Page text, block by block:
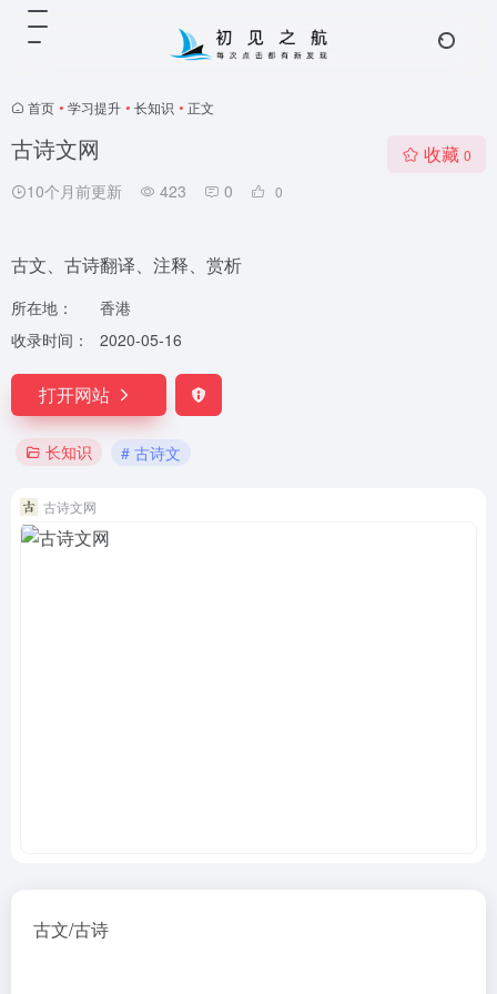
首页 • 学习提升 • 长知识 • 正文
古诗文网
10个月前更新 423 0 0
收藏 0
古文、古诗翻译、注释、赏析
所在地：
香港
收录时间：
2020-05-16
打开网站
长知识 # 古诗文
古诗文网
古文/古诗